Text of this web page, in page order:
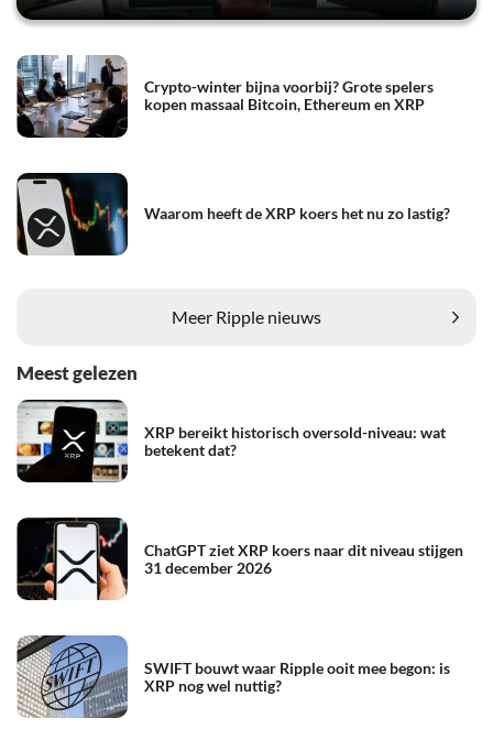
Crypto-winter bijna voorbij? Grote spelers
kopen massaal Bitcoin, Ethereum en XRP
Waarom heeft de XRP koers het nu zo lastig?
Meer Ripple nieuws
Meest gelezen
XRP bereikt historisch oversold-niveau: wat
betekent dat?
ChatGPT ziet XRP koers naar dit niveau stijgen
31 december 2026
SWIFT bouwt waar Ripple ooit mee begon: is
XRP nog wel nuttig?